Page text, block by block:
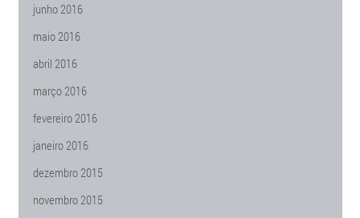
junho 2016
maio 2016
abril 2016
março 2016
fevereiro 2016
janeiro 2016
dezembro 2015
novembro 2015